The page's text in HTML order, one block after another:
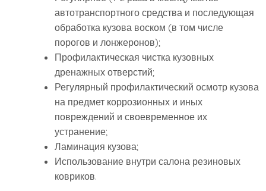
автотранспортного средства и последующая
обработка кузова воском (в том числе
порогов и лонжеронов);
Профилактическая чистка кузовных
дренажных отверстий;
Регулярный профилактический осмотр кузова
на предмет коррозионных и иных
повреждений и своевременное их
устранение;
Ламинация кузова;
Использование внутри салона резиновых
ковриков.